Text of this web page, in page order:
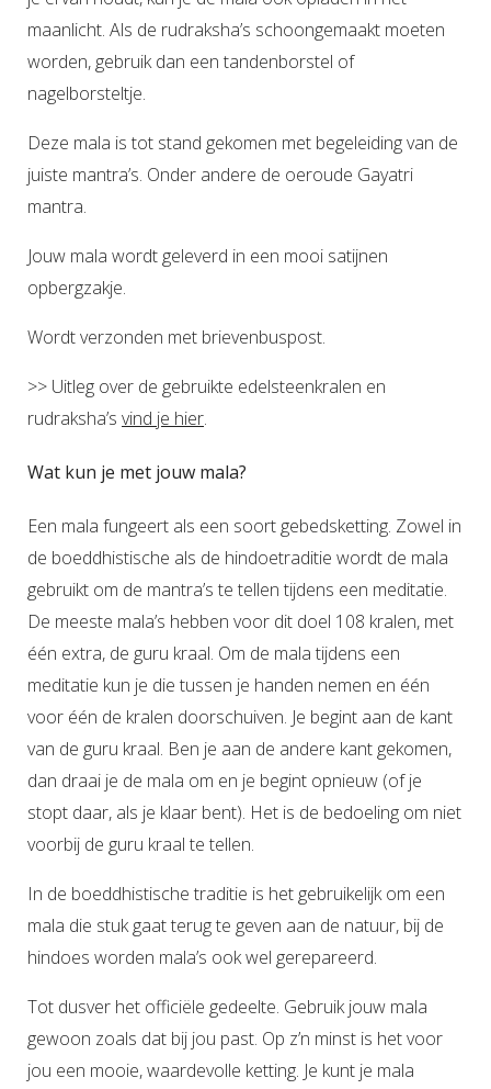
maanlicht. Als de rudraksha’s schoongemaakt moeten
worden, gebruik dan een tandenborstel of
nagelborsteltje.
Deze mala is tot stand gekomen met begeleiding van de
juiste mantra’s. Onder andere de oeroude Gayatri
mantra.
Jouw mala wordt geleverd in een mooi satijnen
opbergzakje.
Wordt verzonden met brievenbuspost.
>> Uitleg over de gebruikte edelsteenkralen en
rudraksha’s vind je hier.
Wat kun je met jouw mala?
Een mala fungeert als een soort gebedsketting. Zowel in
de boeddhistische als de hindoetraditie wordt de mala
gebruikt om de mantra’s te tellen tijdens een meditatie.
De meeste mala’s hebben voor dit doel 108 kralen, met
één extra, de guru kraal. Om de mala tijdens een
meditatie kun je die tussen je handen nemen en één
voor één de kralen doorschuiven. Je begint aan de kant
van de guru kraal. Ben je aan de andere kant gekomen,
dan draai je de mala om en je begint opnieuw (of je
stopt daar, als je klaar bent). Het is de bedoeling om niet
voorbij de guru kraal te tellen.
In de boeddhistische traditie is het gebruikelijk om een
mala die stuk gaat terug te geven aan de natuur, bij de
hindoes worden mala’s ook wel gerepareerd.
Tot dusver het officiële gedeelte. Gebruik jouw mala
gewoon zoals dat bij jou past. Op z’n minst is het voor
jou een mooie, waardevolle ketting. Je kunt je mala